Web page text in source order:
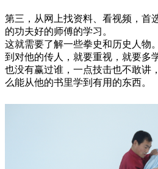
第三，从网上找资料、看视频，首
的功夫好的师傅的学习。
这就需要了解一些拳史和历史人物
到对他的传人，就要重视，就要多
也没有赢过谁，一点技击也不敢讲
么能从他的书里学到有用的东西。